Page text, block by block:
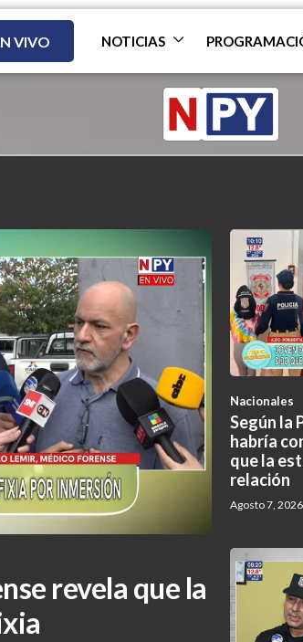
VIVO NOTICIAS
revela que la
Nacionales
Según la
habría
que la
relación
Agosto 7,